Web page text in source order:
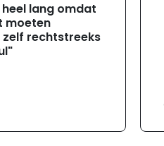
lang omdat
moeten
zelf rechtstreeks